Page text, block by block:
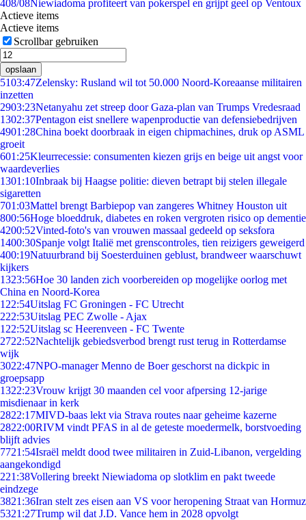
408/08Niewiadoma profiteert van pokerspel en grijpt geel op Ventoux
Actieve items
Actieve items
Scrollbar gebruiken
opslaan
5103:47Zelensky: Rusland wil tot 50.000 Noord-Koreaanse militairen
inzetten
2903:23Netanyahu zet streep door Gaza-plan van Trumps Vredesraad
1302:37Pentagon eist snellere wapenproductie van defensiebedrijven
4901:28China boekt doorbraak in eigen chipmachines, druk op ASML
groeit
601:25Kleurrecessie: consumenten kiezen grijs en beige uit angst voor
waardeverlies
1301:10Inbraak bij Haagse politie: dieven betrapt bij stelen illegale
sigaretten
701:03Mattel brengt Barbiepop van zangeres Whitney Houston uit
800:56Hoge bloeddruk, diabetes en roken vergroten risico op dementie
4200:52Vinted-foto's van vrouwen massaal gedeeld op seksfora
1400:30Spanje volgt Italië met grenscontroles, tien reizigers geweigerd
400:19Natuurbrand bij Soesterduinen geblust, brandweer waarschuwt
kijkers
1323:56Hoe 30 landen zich voorbereiden op mogelijke oorlog met
China en Noord-Korea
1 22:54Uitslag FC Groningen - FC Utrecht
222:53Uitslag PEC Zwolle - Ajax
1 22:52Uitslag sc Heerenveen - FC Twente
2722:52Nachtelijk gebiedsverbod brengt rust terug in Rotterdamse
wijk
3022:47NPO-manager Menno de Boer geschorst na dickpic in
groepsapp
1322:23Vrouw krijgt 30 maanden cel voor afpersing 12-jarige
misdienaar in kerk
2822:17MIVD-baas lekt via Strava routes naar geheime kazerne
2822:00RIVM vindt PFAS in al de geteste moedermelk, borstvoeding
blijft advies
7721:54Israël meldt dood twee militairen in Zuid-Libanon, vergelding
aangekondigd
221:38Vollering breekt Niewiadoma op slotklim en pakt tweede
eindzege
3821:36Iran stelt zes eisen aan VS voor heropening Straat van Hormuz
5321:27Trump wil dat J.D. Vance hem in 2028 opvolgt